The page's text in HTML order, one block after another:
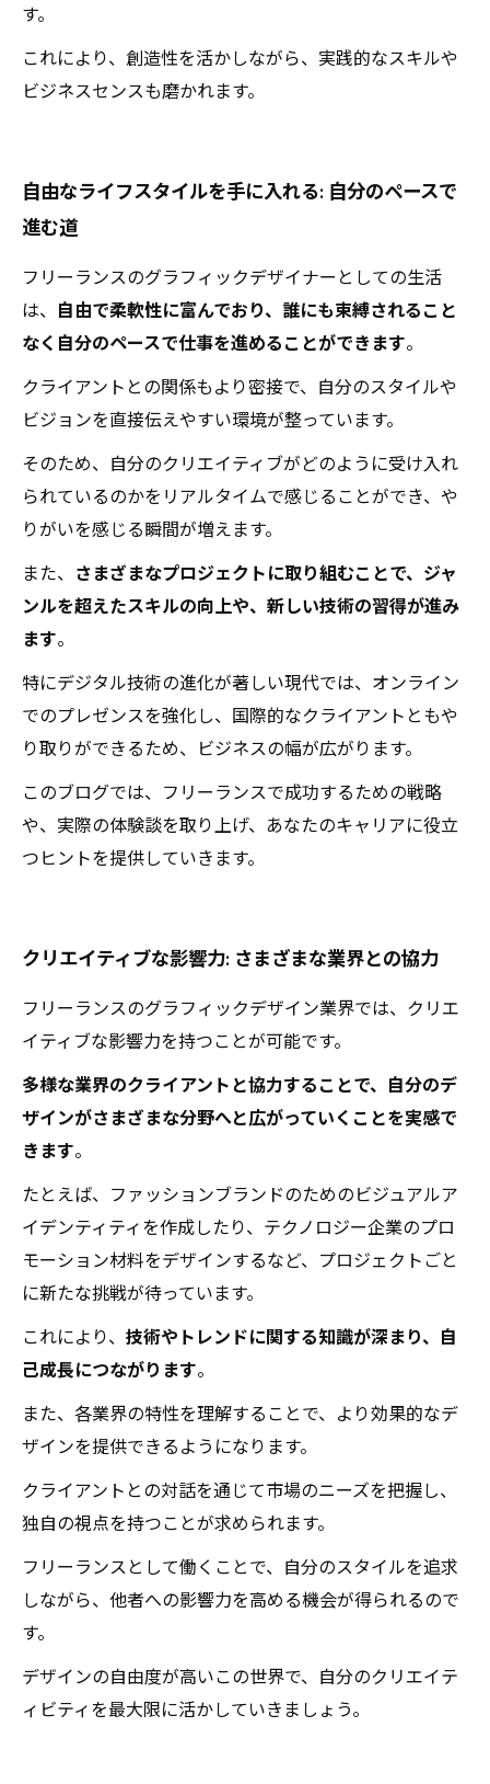
す。
これにより、創造性を活かしながら、実践的なスキルや
ビジネスセンスも磨かれます。
自由なライフスタイルを手に入れる: 自分のペースで
進む道
フリーランスのグラフィックデザイナーとしての生活
は、 自由で柔軟性に富んでおり、誰にも束縛されること
なく自分のペースで仕事を進めることができます。
クライアントとの関係もより密接で、自分のスタイルや
ビジョンを直接伝えやすい環境が整っています。
そのため、自分のクリエイティブがどのように受け入れ
られているのかをリアルタイムで感じることができ、や
りがいを感じる瞬間が増えます。
また、 さまざまなプロジェクトに取り組むことで、ジャ
ンルを超えたスキルの向上や、新しい技術の習得が進み
ます。
特にデジタル技術の進化が著しい現代では、オンライン
でのプレゼンスを強化し、国際的なクライアントともや
り取りができるため、ビジネスの幅が広がります。
このブログでは、フリーランスで成功するための戦略
や、実際の体験談を取り上げ、あなたのキャリアに役立
つヒントを提供していきます。
クリエイティブな影響力: さまざまな業界との協力
フリーランスのグラフィックデザイン業界では、クリエ
イティブな影響力を持つことが可能です。
多様な業界のクライアントと協力することで、自分のデ
ザインがさまざまな分野へと広がっていくことを実感で
きます。
たとえば、ファッションブランドのためのビジュアルア
イデンティティを作成したり、テクノロジー企業のプロ
モーション材料をデザインするなど、プロジェクトごと
に新たな挑戦が待っています。
これにより、 技術やトレンドに関する知識が深まり、自
己成長につながります。
また、各業界の特性を理解することで、より効果的なデ
ザインを提供できるようになります。
クライアントとの対話を通じて市場のニーズを把握し、
独自の視点を持つことが求められます。
フリーランスとして働くことで、自分のスタイルを追求
しながら、他者への影響力を高める機会が得られるので
す。
デザインの自由度が高いこの世界で、自分のクリエイテ
ィビティを最大限に活かしていきましょう。